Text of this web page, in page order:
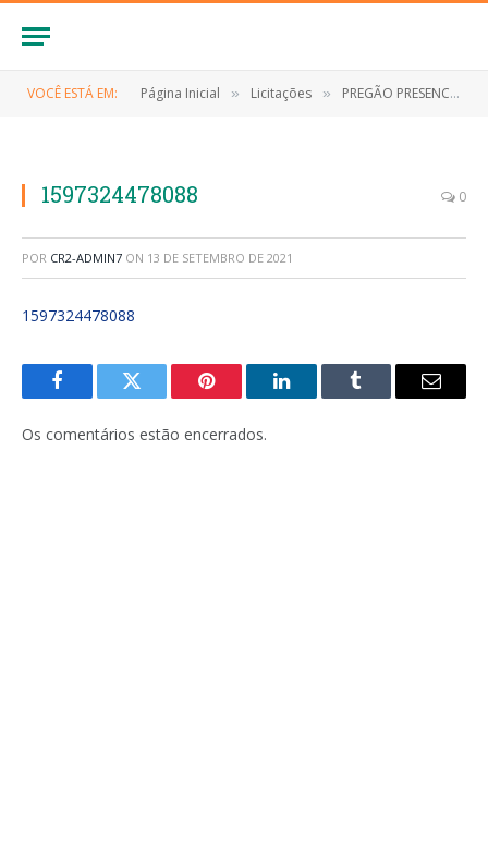
VOCÊ ESTÁ EM: Página Inicial » Licitações » PREGÃO PRESENCIAL Nº 004/2020-SRP (FORNECIMENTO DE MEDICAMENTO, MATERIAL HOSPITALAR, MATERIAL ODONTOLOGICO E LABORATORIAL)
1597324478088 0
POR CR2-ADMIN7 ON 13 DE SETEMBRO DE 2021
1597324478088
FacebookTwitter Pinterest LinkedInTumblr
E-
Os comentários estão encerrados.